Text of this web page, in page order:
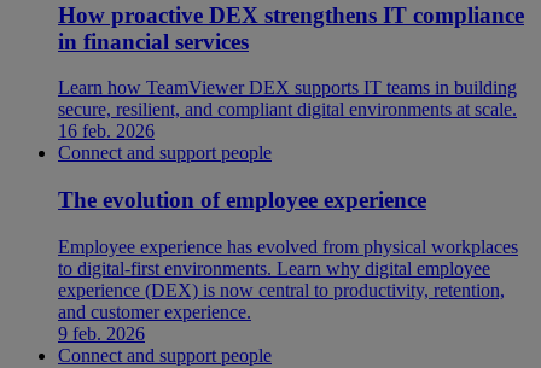
How proactive DEX strengthens IT compliance
in financial services
Learn how TeamViewer DEX supports IT teams in building
secure, resilient, and compliant digital environments at scale.
16 feb. 2026
Connect and support people
The evolution of employee experience
Employee experience has evolved from physical workplaces
to digital-first environments. Learn why digital employee
experience (DEX) is now central to productivity, retention,
and customer experience.
9 feb. 2026
Connect and support people